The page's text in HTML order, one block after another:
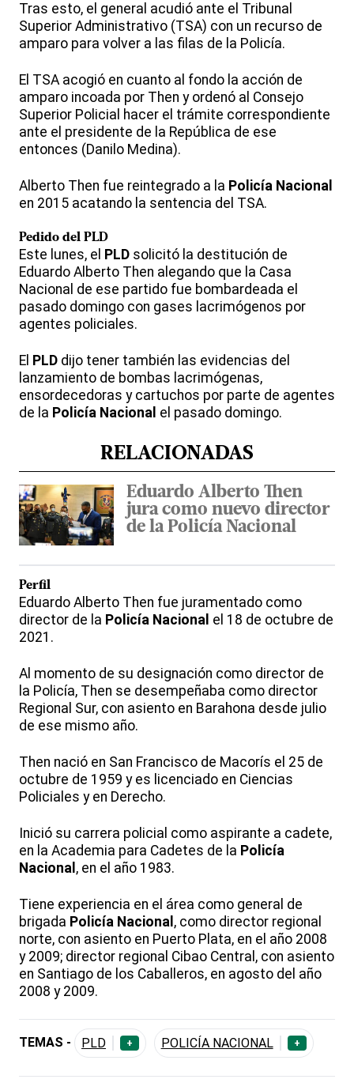
Tras esto, el general acudió ante el Tribunal
Superior Administrativo (TSA) con un recurso de
amparo para volver a las filas de la Policía.
El TSA acogió en cuanto al fondo la acción de
amparo incoada por Then y ordenó al Consejo
Superior Policial hacer el trámite correspondiente
ante el presidente de la República de ese
entonces (Danilo Medina).
Alberto Then fue reintegrado a la Policía Nacional
en 2015 acatando la sentencia del TSA.
Pedido del PLD
Este lunes, el PLD solicitó la destitución de
Eduardo Alberto Then alegando que la Casa
Nacional de ese partido fue bombardeada el
pasado domingo con gases lacrimógenos por
agentes policiales.
El PLD dijo tener también las evidencias del
lanzamiento de bombas lacrimógenas,
ensordecedoras y cartuchos por parte de agentes
de la Policía Nacional el pasado domingo.
RELACIONADAS
Eduardo Alberto Then
jura como nuevo director
de la Policía Nacional
Perfil
Eduardo Alberto Then fue juramentado como
director de la Policía Nacional el 18 de octubre de
2021.
Al momento de su designación como director de
la Policía, Then se desempeñaba como director
Regional Sur, con asiento en Barahona desde julio
de ese mismo año.
Then nació en San Francisco de Macorís el 25 de
octubre de 1959 y es licenciado en Ciencias
Policiales y en Derecho.
Inició su carrera policial como aspirante a cadete,
en la Academia para Cadetes de la Policía
Nacional , en el año 1983.
Tiene experiencia en el área como general de
brigada Policía Nacional , como director regional
norte, con asiento en Puerto Plata, en el año 2008
y 2009; director regional Cibao Central, con asiento
en Santiago de los Caballeros, en agosto del año
2008 y 2009.
TEMAS - PLD + POLICÍA NACIONAL +